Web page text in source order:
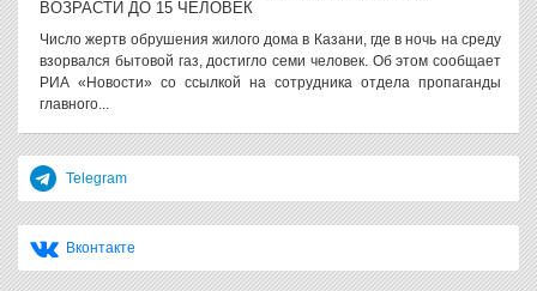
ВОЗРАСТИ ДО 15 ЧЕЛОВЕК
Число жертв обрушения жилого дома в Казани, где в ночь на среду
взорвался бытовой газ, достигло семи человек. Об этом сообщает
РИА «Новости» со ссылкой на сотрудника отдела пропаганды
главного...
Telegram
Вконтакте